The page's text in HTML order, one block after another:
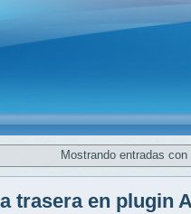
Mostrando entradas
trasera en plugin